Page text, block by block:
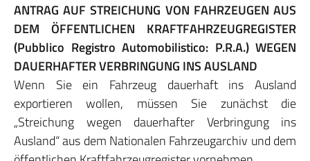
ANTRAG AUF STREICHUNG VON FAHRZEUGEN AUS
DEM ÖFFENTLICHEN KRAFTFAHRZEUGREGISTER
(Pubblico Registro Automobilistico: P.R.A.) WEGEN
DAUERHAFTER VERBRINGUNG INS AUSLAND
Wenn Sie ein Fahrzeug dauerhaft ins Ausland
exportieren wollen, müssen Sie zunächst die
„Streichung wegen dauerhafter Verbringung ins
Ausland“ aus dem Nationalen Fahrzeugarchiv und dem